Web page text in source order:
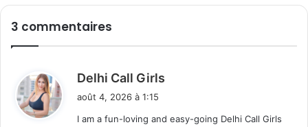
3 commentaires
Delhi Call Girls
août 4, 2026 à 1:15
I am a fun-loving and easy-going Delhi Call Girls